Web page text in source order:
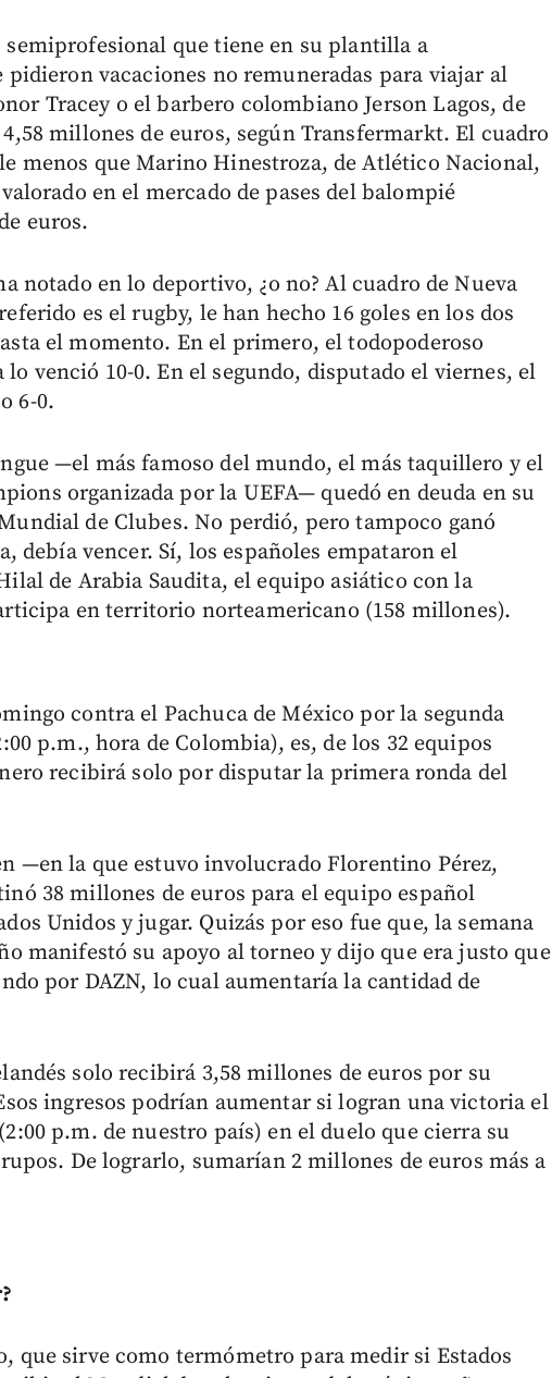
que tiene en su plantilla a
vacaciones no remuneradas para viajar al
Tracey o el barbero colombiano Jerson Lagos, de
millones de euros, según Transfermarkt. El cuadro
menos que Marino Hinestroza, de Atlético Nacional,
en el mercado de pases del balompié
euros.
notado en lo deportivo, ¿o no? Al cuadro de Nueva
es el rugby, le han hecho 16 goles en los dos
el momento. En el primero, el todopoderoso
venció 10-0. En el segundo, disputado el viernes, el
6-0.
—el más famoso del mundo, el más taquillero y el
organizada por la UEFA— quedó en deuda en su
de Clubes. No perdió, pero tampoco ganó
debía vencer. Sí, los españoles empataron el
de Arabia Saudita, el equipo asiático con la
en territorio norteamericano (158 millones).
contra el Pachuca de México por la segunda
p.m., hora de Colombia), es, de los 32 equipos
recibirá solo por disputar la primera ronda del
—en la que estuvo involucrado Florentino Pérez,
38 millones de euros para el equipo español
Unidos y jugar. Quizás por eso fue que, la semana
manifestó su apoyo al torneo y dijo que era justo que
por DAZN, lo cual aumentaría la cantidad de
solo recibirá 3,58 millones de euros por su
ingresos podrían aumentar si logran una victoria el
p.m. de nuestro país) en el duelo que cierra su
De lograrlo, sumarían 2 millones de euros más a
que sirve como termómetro para medir si Estados